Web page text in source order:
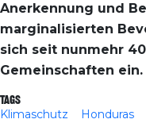
Anerkennung und
marginalisierten
sich seit nunmehr
Gemeinschaften ein.
Tags
Klimaschutz Honduras